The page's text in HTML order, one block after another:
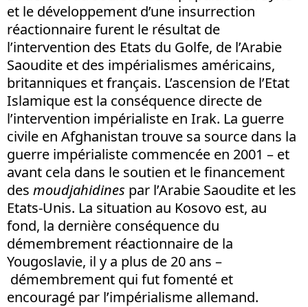
et le développement d’une insurrection
réactionnaire furent le résultat de
l’intervention des Etats du Golfe, de l’Arabie
Saoudite et des impérialismes américains,
britanniques et français. L’ascension de l’Etat
Islamique est la conséquence directe de
l’intervention impérialiste en Irak. La guerre
civile en Afghanistan trouve sa source dans la
guerre impérialiste commencée en 2001 – et
avant cela dans le soutien et le financement
des moudjahidines par l’Arabie Saoudite et les
Etats-Unis. La situation au Kosovo est, au
fond, la dernière conséquence du
démembrement réactionnaire de la
Yougoslavie, il y a plus de 20 ans –
démembrement qui fut fomenté et
encouragé par l’impérialisme allemand.